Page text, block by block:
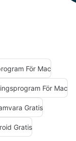
För Mac
För Mac
Gratis
Gratis